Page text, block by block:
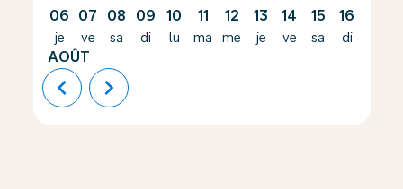
06
je
AOÛT
07
ve
08
sa
09
di
10
lu
11
ma
12
me
13
je
14
ve
15
sa
16
di
chevron_left chevron_right